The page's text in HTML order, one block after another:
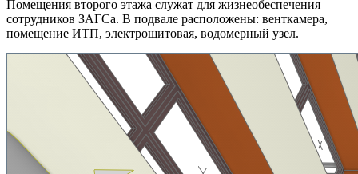
Помещения второго этажа служат для жизнеобеспечения
сотрудников ЗАГСа. В подвале расположены: венткамера,
помещение ИТП, электрощитовая, водомерный узел.